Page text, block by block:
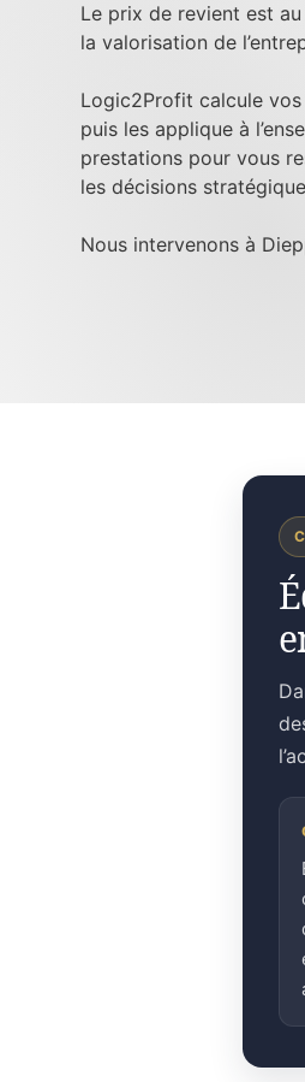
Le prix de revient est
la valorisation de
Logic2Profit calcule
puis les applique à
prestations pour vous
les décisions
Nous intervenons à